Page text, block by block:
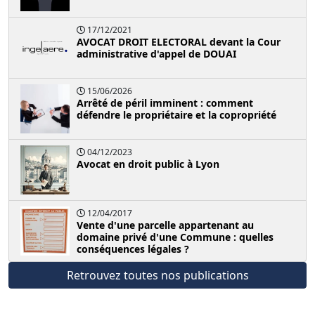
17/12/2021
AVOCAT DROIT ELECTORAL devant la Cour
administrative d'appel de DOUAI
15/06/2026
Arrêté de péril imminent : comment
défendre le propriétaire et la copropriété
04/12/2023
Avocat en droit public à Lyon
12/04/2017
Vente d'une parcelle appartenant au
domaine privé d'une Commune : quelles
conséquences légales ?
Retrouvez toutes nos publications